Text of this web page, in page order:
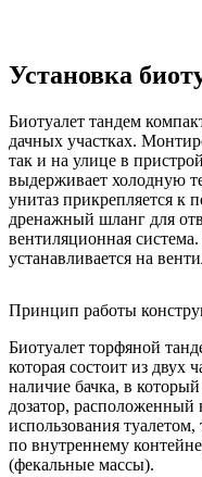
Установка
Биотуалет тандем
дачных участках.
так и на улице в
выдерживает холодную
унитаз прикрепляется к
дренажный шланг для
вентиляционная
устанавливается на
Принцип работы
Биотуалет торфяной
которая состоит из двух
наличие бачка, в
дозатор, расположенный
использования туалетом,
по внутреннему
(фекальные массы).